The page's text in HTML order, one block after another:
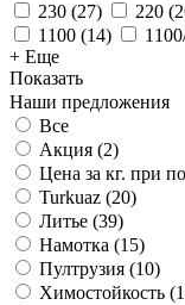
230 (27) 220 (
1100 (14)
+ Еще
Показать
Наши предложения
Все
Акция (2)
Цена за кг. при
Turkuaz (20)
Литье (39)
Намотка (15)
Пултрузия (10)
Химостойкость (